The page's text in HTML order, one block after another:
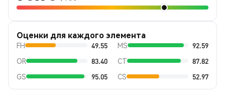
Оценки для каждого элемента
FH 49.55 MS
92.59
OR
83.40 CT
87.82
GS
95.05 CS 52.97